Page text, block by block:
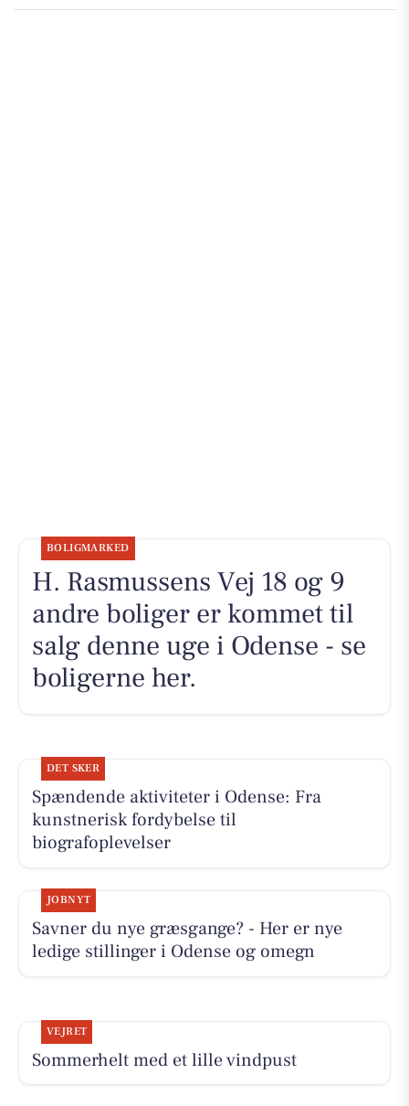
BOLIGMARKED
H. Rasmussens Vej 18 og 9
andre boliger er kommet til
salg denne uge i Odense - se
boligerne her.
DET SKER
Spændende aktiviteter i Odense: Fra
kunstnerisk fordybelse til
biografoplevelser
JOBNYT
Savner du nye græsgange? - Her er nye
ledige stillinger i Odense og omegn
VEJRET
Sommerhelt med et lille vindpust